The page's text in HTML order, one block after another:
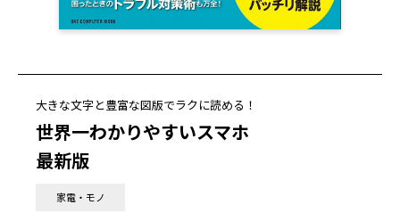
大きな文字と豊富な図版でラクに読める！
世界一わかりやすいスマホ
最新版
家電・モノ